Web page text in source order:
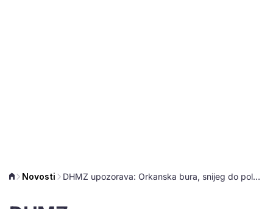
Novosti DHMZ upozorava: Orkanska bura, snijeg do pola metra, temperature do -10